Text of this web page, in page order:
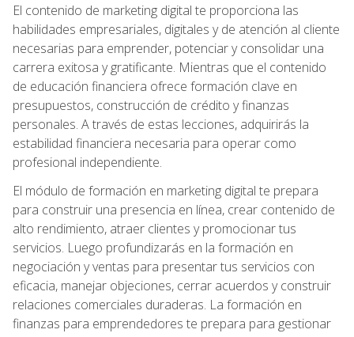
El contenido de marketing digital te proporciona las
habilidades empresariales, digitales y de atención al cliente
necesarias para emprender, potenciar y consolidar una
carrera exitosa y gratificante. Mientras que el contenido
de educación financiera ofrece formación clave en
presupuestos, construcción de crédito y finanzas
personales. A través de estas lecciones, adquirirás la
estabilidad financiera necesaria para operar como
profesional independiente.
El módulo de formación en marketing digital te prepara
para construir una presencia en línea, crear contenido de
alto rendimiento, atraer clientes y promocionar tus
servicios. Luego profundizarás en la formación en
negociación y ventas para presentar tus servicios con
eficacia, manejar objeciones, cerrar acuerdos y construir
relaciones comerciales duraderas. La formación en
finanzas para emprendedores te prepara para gestionar